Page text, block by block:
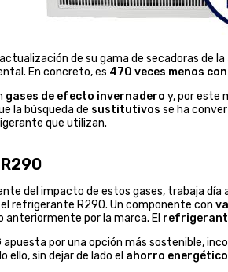
de su gama de secadoras de la
En concreto, es 470 veces menos
gases de efecto invernadero y, por este
la búsqueda de sustitutivos se ha
que utilizan.
del impacto de estos gases, trabaja
refrigerante R290. Un componente con
por la marca. El
apuesta por una opción más sostenible,
ello, sin dejar de lado el ahorro energético